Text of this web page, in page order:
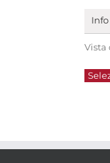
Info
Vista